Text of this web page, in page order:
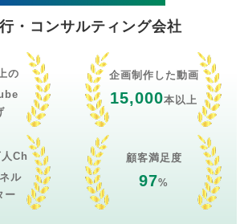
・コンサルティング会社
の
企画制作した動画
15,000本以上
Ch
ル
ー
顧客満足度
97%